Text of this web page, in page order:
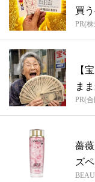
買
方...
PR(
【
ま
PR(
薔
ズ
...